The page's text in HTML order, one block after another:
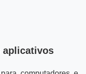
aplicativos